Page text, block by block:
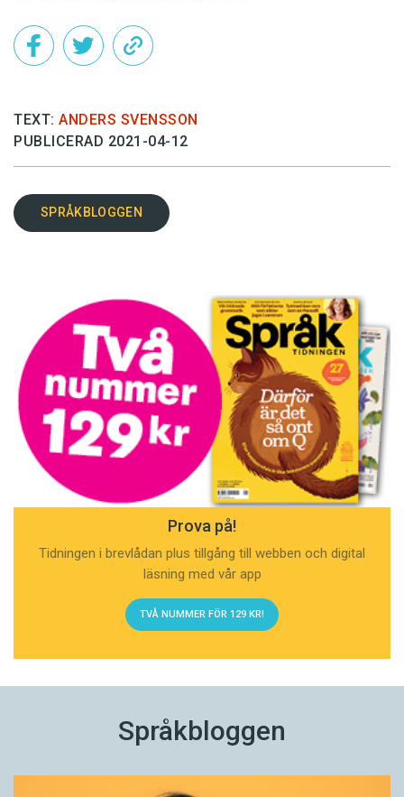
TEXT: ANDERS SVENSSON
PUBLICERAD 2021-04-12
SPRÅKBLOGGEN
Prova på!
Tidningen i brevlådan plus tillgång till webben och digital
läsning med vår app
TVÅ NUMMER FÖR 129 KR!
Språkbloggen